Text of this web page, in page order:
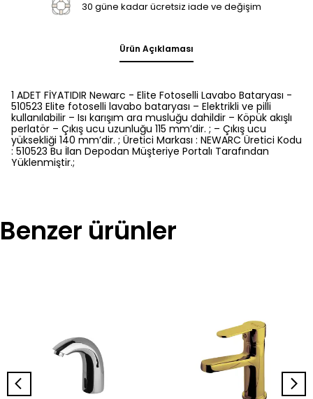
30 güne kadar ücretsiz iade ve değişim
Ürün Açıklaması
1 ADET FİYATIDIR Newarc - Elite Fotoselli Lavabo Bataryası -
510523 Elite fotoselli lavabo bataryası – Elektrikli ve pilli
kullanılabilir – Isı karışım ara musluğu dahildir – Köpük akışlı
perlatör – Çıkış ucu uzunluğu 115 mm’dir. ; – Çıkış ucu
yüksekliği 140 mm’dir. ; Üretici Markası : NEWARC Üretici Kodu
: 510523 Bu İlan Depodan Müşteriye Portalı Tarafından
Yüklenmiştir.;
Benzer ürünler